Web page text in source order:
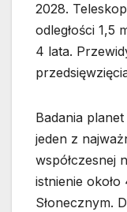
2028.
odległości 1,5
4 lata.
Badania
jeden z
współczesnej
istnienie
Słonecznym.